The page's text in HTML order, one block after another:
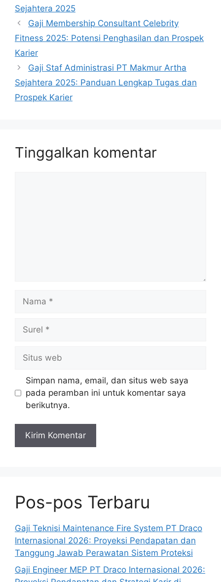
Sejahtera 2025
Gaji Membership Consultant Celebrity
Fitness 2025: Potensi Penghasilan dan Prospek
Karier
Gaji Staf Administrasi PT Makmur Artha
Sejahtera 2025: Panduan Lengkap Tugas dan
Prospek Karier
Tinggalkan komentar
web
Simpan nama, email, dan situs web saya
pada peramban ini untuk komentar saya
berikutnya.
Pos-pos Terbaru
Gaji Teknisi Maintenance Fire System PT Draco
Internasional 2026: Proyeksi Pendapatan dan
Tanggung Jawab Perawatan Sistem Proteksi
Gaji Engineer MEP PT Draco Internasional 2026: